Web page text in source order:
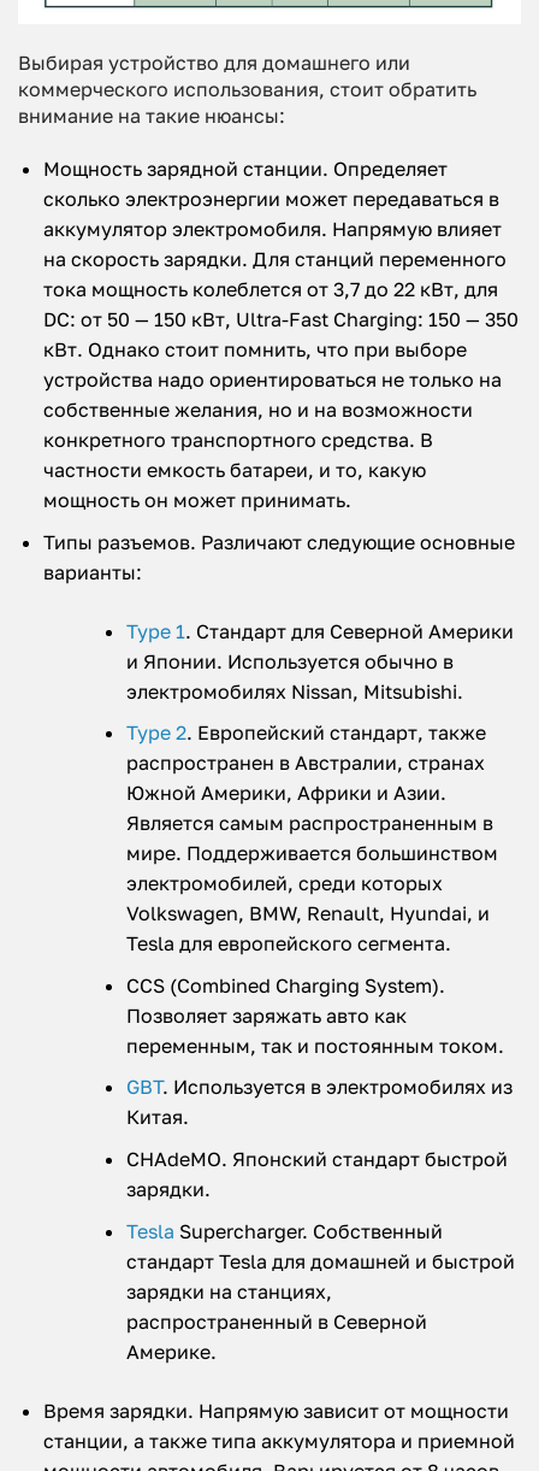
Выбирая устройство для домашнего или
коммерческого использования, стоит обратить
внимание на такие нюансы:
Мощность зарядной станции. Определяет
сколько электроэнергии может передаваться в
аккумулятор электромобиля. Напрямую влияет
на скорость зарядки. Для станций переменного
тока мощность колеблется от 3,7 до 22 кВт, для
DC: от 50 — 150 кВт, Ultra-Fast Charging: 150 — 350
кВт. Однако стоит помнить, что при выборе
устройства надо ориентироваться не только на
собственные желания, но и на возможности
конкретного транспортного средства. В
частности емкость батареи, и то, какую
мощность он может принимать.
Типы разъемов. Различают следующие основные
варианты:
Type 1. Стандарт для Северной Америки
и Японии. Используется обычно в
электромобилях Nissan, Mitsubishi.
Type 2. Европейский стандарт, также
распространен в Австралии, странах
Южной Америки, Африки и Азии.
Является самым распространенным в
мире. Поддерживается большинством
электромобилей, среди которых
Volkswagen, BMW, Renault, Hyundai, и
Tesla для европейского сегмента.
CCS (Combined Charging System).
Позволяет заряжать авто как
переменным, так и постоянным током.
GBT. Используется в электромобилях из
Китая.
CHAdeMO. Японский стандарт быстрой
зарядки.
Tesla Supercharger. Собственный
стандарт Tesla для домашней и быстрой
зарядки на станциях,
распространенный в Северной
Америке.
Время зарядки. Напрямую зависит от мощности
станции, а также типа аккумулятора и приемной